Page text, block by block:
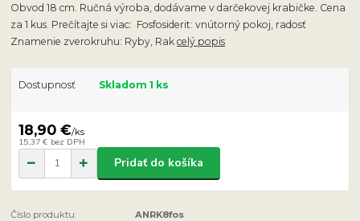
Obvod 18 cm. Ručná výroba, dodávame v darčekovej krabičke. Cena
za 1 kus. Prečítajte si viac: Fosfosiderit: vnútorný pokoj, radosť
Znamenie zverokruhu: Ryby, Rakcelý popis
Dostupnosť Skladom 1 ks
18,90 €/ks
15,37 € bez DPH
Pridať do košíka
Číslo produktu: ANRK8fos